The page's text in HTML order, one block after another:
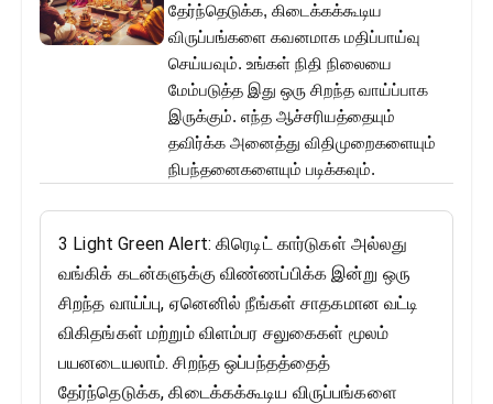
தேர்ந்தெடுக்க, கிடைக்கக்கூடிய
விருப்பங்களை கவனமாக மதிப்பாய்வு
செய்யவும். உங்கள் நிதி நிலையை
மேம்படுத்த இது ஒரு சிறந்த வாய்ப்பாக
இருக்கும். எந்த ஆச்சரியத்தையும்
தவிர்க்க அனைத்து விதிமுறைகளையும்
நிபந்தனைகளையும் படிக்கவும்.
3 Light Green Alert: கிரெடிட் கார்டுகள் அல்லது
வங்கிக் கடன்களுக்கு விண்ணப்பிக்க இன்று ஒரு
சிறந்த வாய்ப்பு, ஏனெனில் நீங்கள் சாதகமான வட்டி
விகிதங்கள் மற்றும் விளம்பர சலுகைகள் மூலம்
பயனடையலாம். சிறந்த ஒப்பந்தத்தைத்
தேர்ந்தெடுக்க, கிடைக்கக்கூடிய விருப்பங்களை